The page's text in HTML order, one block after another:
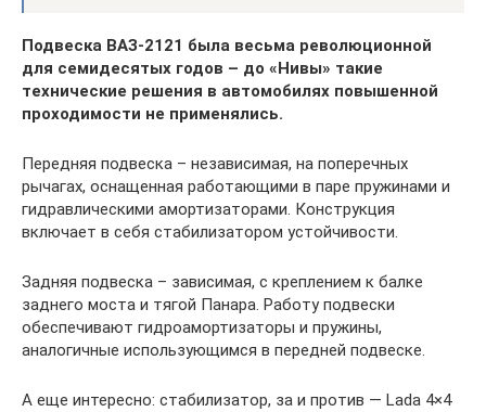
Подвеска ВАЗ-2121 была весьма революционной
для семидесятых годов – до «Нивы» такие
технические решения в автомобилях повышенной
проходимости не применялись.
Передняя подвеска – независимая, на поперечных
рычагах, оснащенная работающими в паре пружинами и
гидравлическими амортизаторами. Конструкция
включает в себя стабилизатором устойчивости.
Задняя подвеска – зависимая, с креплением к балке
заднего моста и тягой Панара. Работу подвески
обеспечивают гидроамортизаторы и пружины,
аналогичные использующимся в передней подвеске.
А еще интересно: стабилизатор, за и против — Lada 4×4